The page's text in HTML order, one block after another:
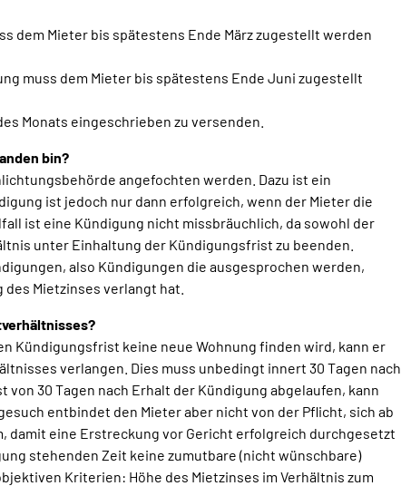
dem Mieter bis spätestens Ende März zugestellt werden
muss dem Mieter bis spätestens Ende Juni zugestellt
Monats eingeschrieben zu versenden.
bin?
angefochten werden. Dazu ist ein
ist jedoch nur dann erfolgreich, wenn der Mieter die
ist eine Kündigung nicht missbräuchlich, da sowohl der
unter Einhaltung der Kündigungsfrist zu beenden.
also Kündigungen die ausgesprochen werden,
Mietzinses verlangt hat.
Kündigungsfrist keine neue Wohnung finden wird, kann er
verlangen. Dies muss unbedingt innert 30 Tagen nach
30 Tagen nach Erhalt der Kündigung abgelaufen, kann
entbindet den Mieter aber nicht von der Pflicht, sich ab
damit eine Erstreckung vor Gericht erfolgreich durchgesetzt
stehenden Zeit keine zumutbare (nicht wünschbare)
Kriterien: Höhe des Mietzinses im Verhältnis zum